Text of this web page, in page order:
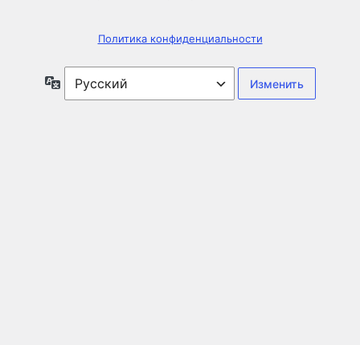
Политика конфиденциальности
Язык